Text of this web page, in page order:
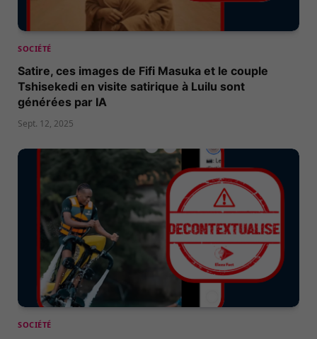
SOCIÉTÉ
Satire, ces images de Fifi Masuka et le couple
Tshisekedi en visite satirique à Luilu sont
générées par IA
Sept. 12, 2025
SOCIÉTÉ